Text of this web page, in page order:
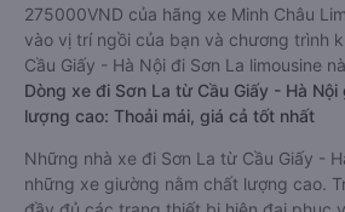
275000VND của hãng xe Minh Châu
vào vị trí ngồi của bạn và chương trình
Cầu Giấy - Hà Nội đi Sơn La limousine
Dòng xe đi Sơn La từ Cầu Giấy - Hà
lượng cao: Thoải mái, giá cả tốt nhất
Những nhà xe đi Sơn La từ Cầu Giấy -
những xe giường nằm chất lượng cao.